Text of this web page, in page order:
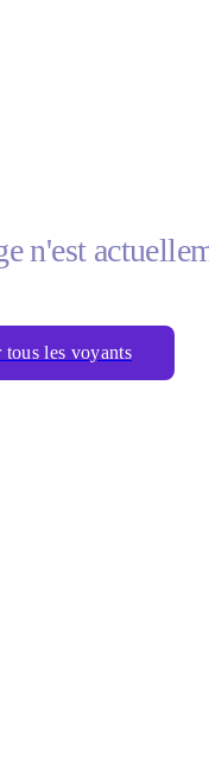
n'est
tous les voyants